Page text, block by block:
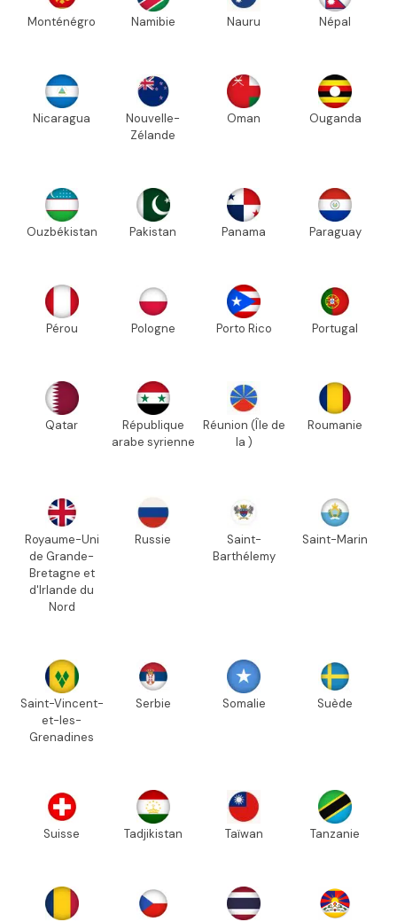
Monténégro Namibie Nauru Népal
Nicaragua
Nouvelle-
Zélande
Oman Ouganda
Ouzbékistan Pakistan Panama Paraguay
Pérou Pologne Porto Rico Portugal
Qatar
République
arabe syrienne
Réunion (Île de
la )
Roumanie
Royaume-Uni
de Grande-
Bretagne et
d'Irlande du
Nord
Russie
Saint-
Barthélemy
Saint-Marin
Saint-Vincent-
et-les-
Grenadines
Serbie Somalie Suède
Suisse Tadjikistan Taïwan Tanzanie